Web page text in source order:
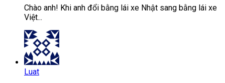
Chào anh! Khi anh đổi bằng lái xe Nhật sang bằng lái xe
Việt...
Luat